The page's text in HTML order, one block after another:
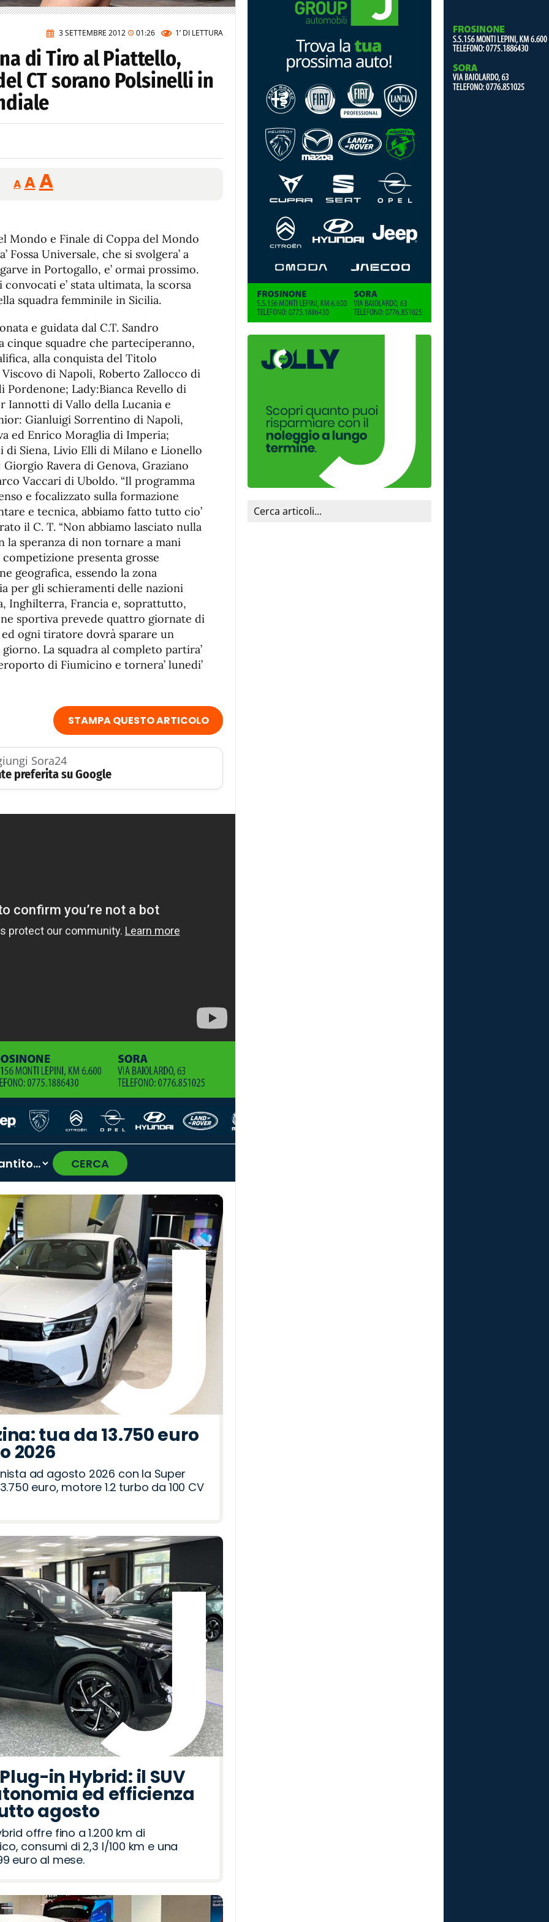
3 SETTEMBRE 2012 01:26 1’ DI LETTURA
di Tiro al Piattello,
CT sorano Polsinelli in
A
Reducir
tamaño
A Restablecer
tamaño
fuente
AAumentar
de
fuente.
Mondo e Finale di Coppa del Mondo
Universale, che si svolgera’ a
in Portogallo, e’ ormai prossimo.
e’ stata ultimata, la scorsa
squadra femminile in Sicilia.
e guidata dal C.T. Sandro
cinque squadre che parteciperanno,
alla conquista del Titolo
di Napoli, Roberto Zallocco di
Pordenone; Lady:Bianca Revello di
Iannotti di Vallo della Lucania e
Gianluigi Sorrentino di Napoli,
ed Enrico Moraglia di Imperia;
di Siena, Livio Elli di Milano e Lionello
Ravera di Genova, Graziano
Vaccari di Uboldo. “Il programma
e focalizzato sulla formazione
e tecnica, abbiamo fatto tutto cio’
il C. T. “Non abbiamo lasciato nulla
la speranza di non tornare a mani
competizione presenta grosse
geografica, essendo la zona
per gli schieramenti delle nazioni
Inghilterra, Francia e, soprattutto,
sportiva prevede quattro giornate di
ed ogni tiratore dovrà sparare un
La squadra al completo partira’
di Fiumicino e tornera’ lunedi’
STAMPA QUESTO ARTICOLO
Sora24
preferita su Google
CERCA
›
tua da 13.750 euro
2026
ad agosto 2026 con la Super
euro, motore 1.2 turbo da 100 CV
in Hybrid: il SUV
ed efficienza
agosto
offre fino a 1.200 km di
consumi di 2,3 l/100 km e una
euro al mese.